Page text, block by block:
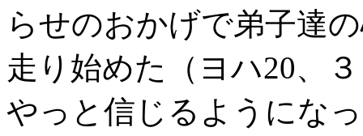
らせのおかげで弟子達
走り始めた（ヨハ20、
やっと信じるようにな